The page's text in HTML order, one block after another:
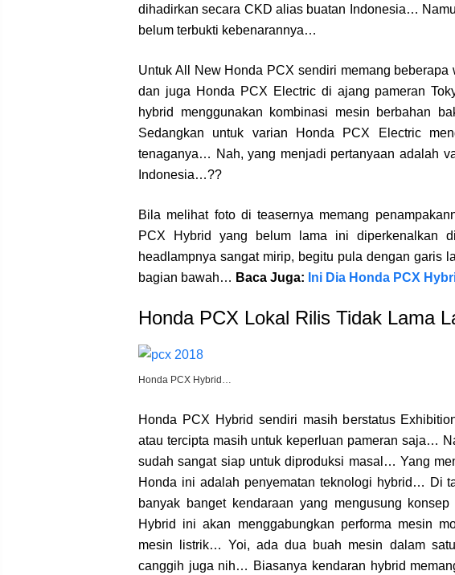
dihadirkan secara CKD alias buatan Indonesia…
belum terbukti kebenarannya…
Untuk All New Honda PCX sendiri memang
dan juga Honda PCX Electric di ajang pameran
hybrid menggunakan kombinasi mesin berbahan
Sedangkan untuk varian Honda PCX Electric
tenaganya… Nah, yang menjadi pertanyaan adalah
Indonesia…??
Bila melihat foto di teasernya memang
PCX Hybrid yang belum lama ini diperkenalkan
headlampnya sangat mirip, begitu pula dengan garis
bagian bawah… Baca Juga: Ini Dia Honda PCX
Honda PCX Lokal Rilis Tidak Lama
Honda PCX Hybrid…
Honda PCX Hybrid sendiri masih berstatus
atau tercipta masih untuk keperluan pameran saja…
sudah sangat siap untuk diproduksi masal… Yang
Honda ini adalah penyematan teknologi hybrid… Di
banyak banget kendaraan yang mengusung
Hybrid ini akan menggabungkan performa mesin
mesin listrik… Yoi, ada dua buah mesin dalam
canggih juga nih… Biasanya kendaran hybrid